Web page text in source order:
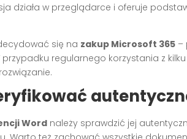
działa w przeglądarce i oferuje
się na zakup Microsoft 365 –
przypadku regularnego korzystania z
Word należy sprawdzić jej